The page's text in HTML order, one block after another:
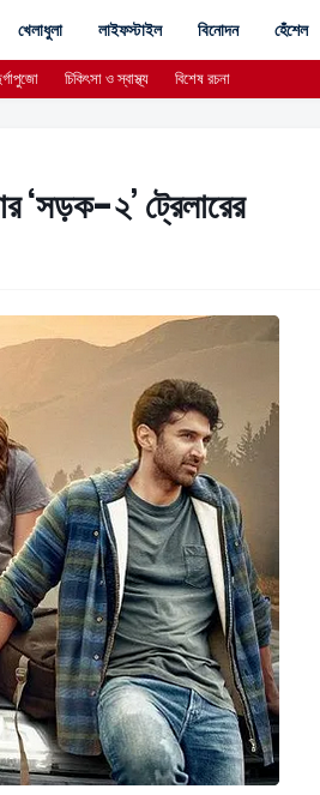
খেলাধুলা লাইফস্টাইল বিনোদন হেঁশেল
চিকিৎসা ও স্বাস্থ্য বিশেষ রচনা
‘সড়ক-২’ ট্রেলারের